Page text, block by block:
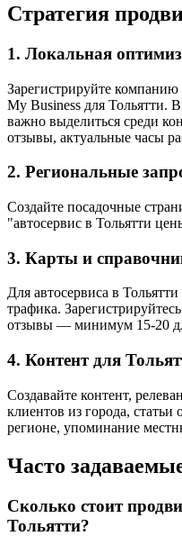
Стратегия
1. Локальная
Зарегистрируйте
My Business для Тольятти.
важно выделиться среди
отзывы, актуальные часы
2. Региональные
Создайте посадочные
"автосервис в Тольятти
3. Карты и
Для автосервиса в
трафика.
отзывы — минимум 15-20
4. Контент для
Создавайте контент,
клиентов из города, статьи
регионе, упоминание
Часто
Сколько стоит
Тольятти?